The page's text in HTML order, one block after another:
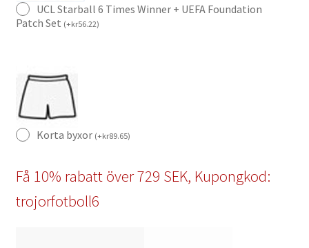
UCL Starball 6 Times Winner + UEFA Foundation
Patch Set (+kr56.22)
Korta byxor (+kr89.65)
Få 10% rabatt över 729 SEK, Kupongkod:
trojorfotboll6